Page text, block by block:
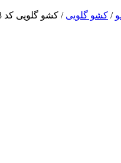
/ کشو گلویی / کشو گلویی کد 8